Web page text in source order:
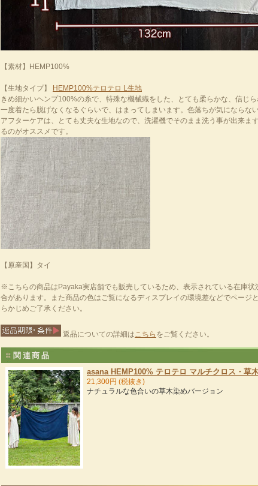
【素材】HEMP100%
【生地タイプ】
HEMP100%テロテロ L生地
きめ細かいヘンプ100%の糸で、特殊な機械織をした、とても柔らかな、信じ
一度着たら脱げなくなるぐらいで、はまってしまいます。色落ちが気にならな
アフターケアは、とても丈夫な生地なので、洗濯機でそのまま洗う事が出来ま
るのがオススメです。
【原産国】タイ
※こちらの商品はPayaka実店舗でも販売しているため、表示されている在庫
合があります。また商品の色はご覧になるディスプレイの環境差などでページ
らかじめご了承ください。
返品についての詳細はこちら をご覧ください。
関連商品
asana HEMP100% テロテロ マルチクロス・草
21,300円 (税抜き)
ナチュラルな色合いの草木染めバージョン